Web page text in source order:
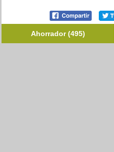
Ahorrador (495)